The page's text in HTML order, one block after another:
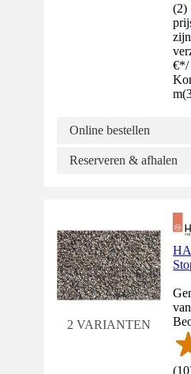
(2)
€*/
m(
Online bestellen
Reserveren & afhalen
2 VARIANTEN
(10